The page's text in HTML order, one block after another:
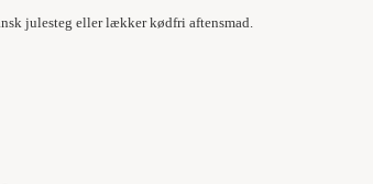
julesteg eller lækker kødfri aftensmad.